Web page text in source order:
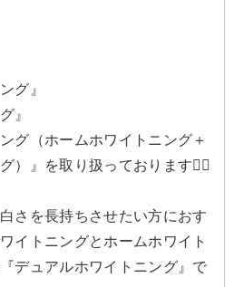
グ』
』
グ（ホームホワイトニング＋
）』を取り扱っております🙂‍↕️
さを長持ちさせたい方におす
イトニングとホームホワイト
デュアルホワイトニング』で